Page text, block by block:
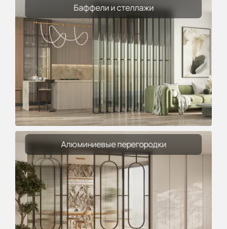
Баффели и стеллажи
Алюминиевые перегородки